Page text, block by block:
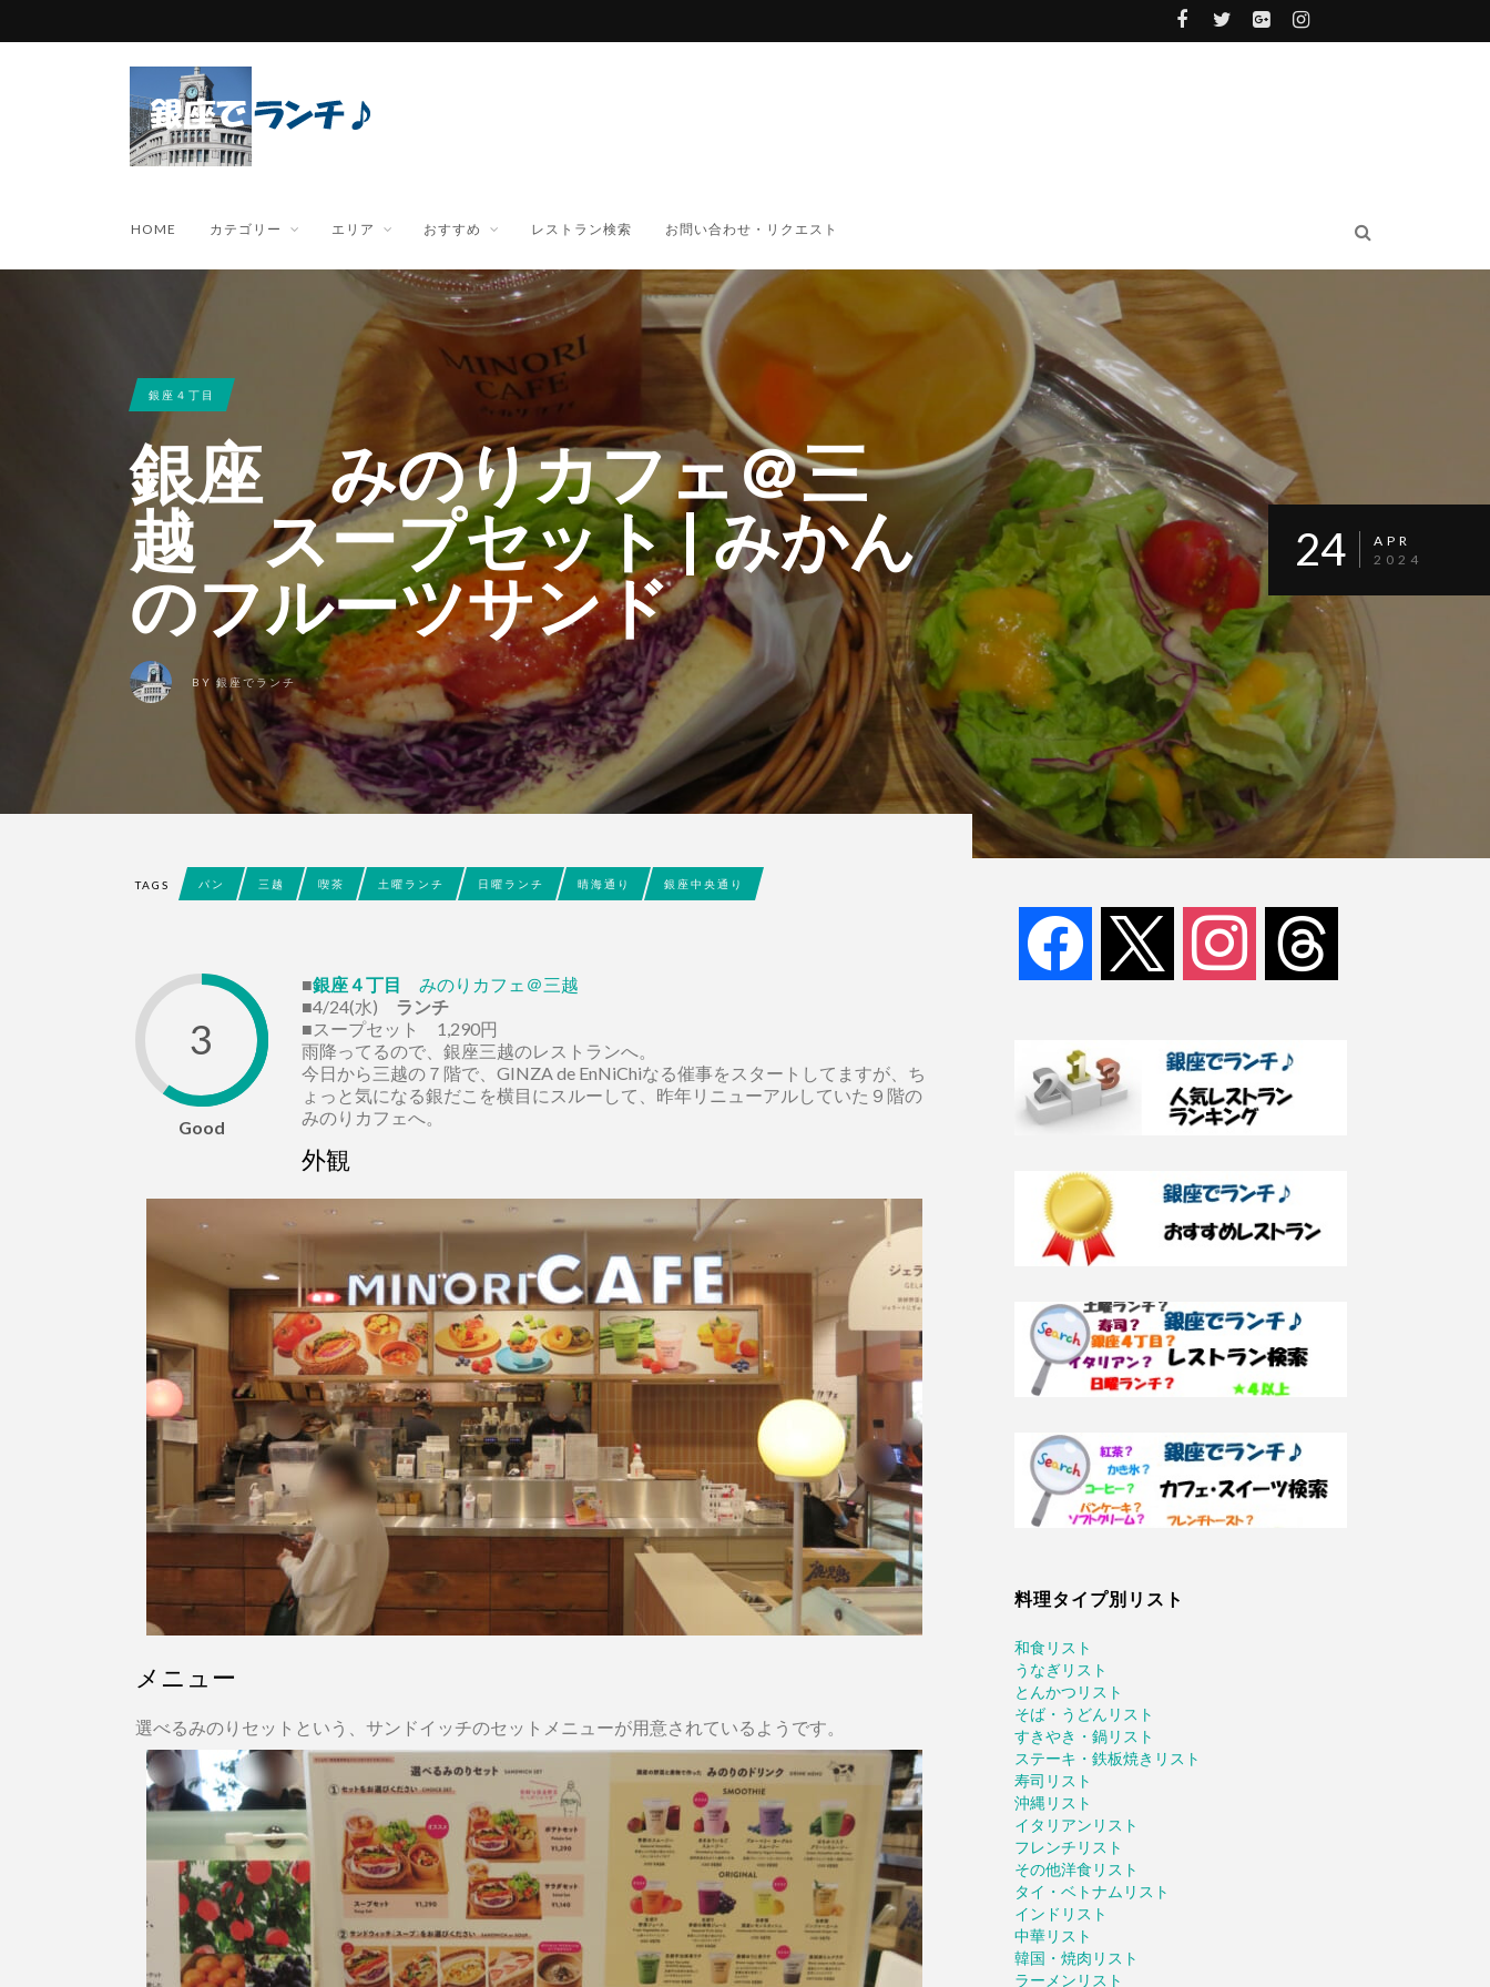
HOME カテゴリー エリア おすすめ レストラン検索 お問い合わせ・リクエスト
銀座４丁目
銀座 みのりカフェ＠三
越 スープセット | みかん
のフルーツサンド
BY 銀座でランチ
24
APR
2024
TAGS パン 三越 喫茶 土曜ランチ 日曜ランチ 晴海通り 銀座中央通り
3
Good
■銀座４丁目
みのりカフェ＠三越
■4/24(水) ランチ
■スープセット 1,290円
雨降ってるので、銀座三越のレストランへ。
今日から三越の７階で、GINZA de EnNiChiなる催事をスタートしてますが、ち
ょっと気になる銀だこを横目にスルーして、昨年リニューアルしていた９階の
みのりカフェへ。
外観
メニュー
選べるみのりセットという、サンドイッチのセットメニューが用意されているようです。
facebook instagram threads
料理タイプ別リスト
和食リスト
うなぎリスト
とんかつリスト
そば・うどんリスト
すきやき・鍋リスト
ステーキ・鉄板焼きリスト
寿司リスト
沖縄リスト
イタリアンリスト
フレンチリスト
その他洋食リスト
タイ・ベトナムリスト
インドリスト
中華リスト
韓国・焼肉リスト
ラーメンリスト